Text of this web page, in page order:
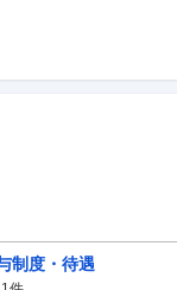
制度・待遇